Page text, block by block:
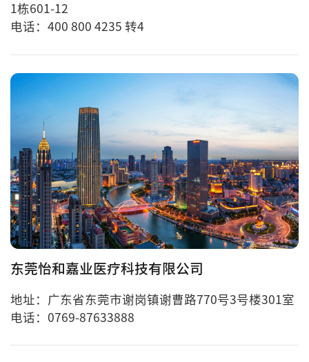
1栋601-12
电话：400 800 4235 转4
东莞怡和嘉业医疗科技有限公司
地址：广东省东莞市谢岗镇谢曹路770号3号楼301室
电话：0769-87633888